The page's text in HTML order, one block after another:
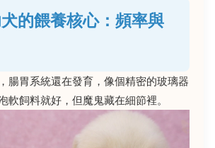
的餵養核心：頻率與
腸胃系統還在發育，像個精密的玻璃器
軟飼料就好，但魔鬼藏在細節裡。